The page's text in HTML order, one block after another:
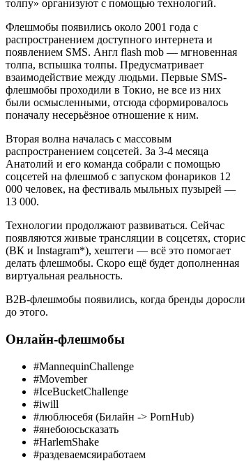
толпу» организуют с помощью технологий.
Флешмобы появились около 2001 года с
распространением доступного интернета и
появлением SMS. Англ flash mob — мгновенная
толпа, вспышка толпы. Предусматривает
взаимодействие между людьми. Первые SMS-
флешмобы проходили в Токио, не все из них
были осмысленными, отсюда сформировалось
поначалу несерьёзное отношение к ним.
Вторая волна началась с массовым
распространением соцсетей. За 3-4 месяца
Анатолий и его команда собрали с помощью
соцсетей на флешмоб с запуском фонариков 12
000 человек, на фестиваль мыльных пузырей —
13 000.
Технологии продолжают развиваться. Сейчас
появляются живые трансляции в соцсетях, сторис
(ВК и Instagram*), хештеги — всё это помогает
делать флешмобы. Скоро ещё будет дополненная
виртуальная реальность.
B2B-флешмобы появились, когда бренды доросли
до этого.
Онлайн-флешмобы
#MannequinChallenge
#Movember
#IceBucketChallenge
#iwill
#люблюсебя (Билайн -> PornHub)
#янебоюсьсказать
#HarlemShake
#раздеваемсяиработаем